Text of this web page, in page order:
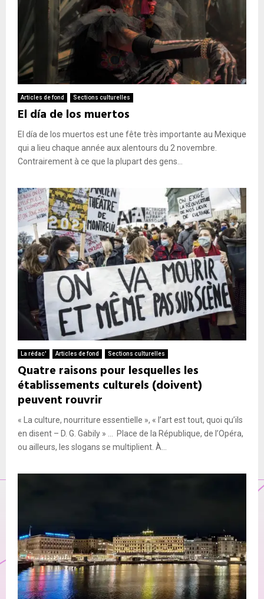
Articles de fond Sections culturelles
El día de los muertos
El día de los muertos est une fête très importante au Mexique
qui a lieu chaque année aux alentours du 2 novembre.
Contrairement à ce que la plupart des gens...
La rédac' Articles de fond Sections culturelles
Quatre raisons pour lesquelles les
établissements culturels (doivent)
peuvent rouvrir
« La culture, nourriture essentielle », « l’art est tout, quoi qu’ils
en disent – D. G. Gabily » … Place de la République, de l’Opéra,
ou ailleurs, les slogans se multiplient. À...